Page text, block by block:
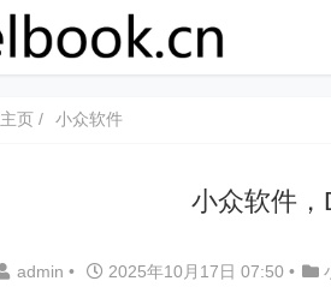
主页 小众软件
小众软件，
admin • 2025年10月17日 07:50 •